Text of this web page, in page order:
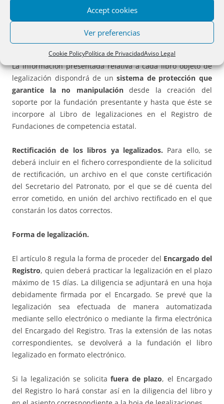
Accept cookies
Ver preferencias
Cookie PolicyPolítica de PrivacidadAviso Legal
siempre que la imposibilidad sea manifiesta, se permitirá
su presentación mediante el empleo de soportes o
dispositivos de almacenamiento de datos de utilización
habitual en el mercado.
La información presentada relativa a cada libro objeto de
legalización dispondrá de unsistema de protección que
garantice la no manipulacióndesde la creación del
soporte por la fundación presentante y hasta que éste se
incorpore al Libro de legalizaciones en el Registro de
Fundaciones de competencia estatal.
Rectificación de los libros ya legalizados. Para ello, se
deberá incluir en el fichero correspondiente de la solicitud
de rectificación, un archivo en el que conste certificación
del Secretario del Patronato, por el que se dé cuenta del
error cometido, en unión del archivo rectificado en el que
constarán los datos correctos.
Forma de legalización.
El artículo 8 regula la forma de proceder del Encargado del
Registro, quien deberá practicar la legalización en el plazo
máximo de 15 días. La diligencia se adjuntará en una hoja
debidamente firmada por el Encargado. Se prevé que la
legalización sea efectuada de manera automatizada
mediante sello electrónico o mediante la firma electrónica
del Encargado del Registro. Tras la extensión de las notas
correspondientes, se devolverá a la fundación el libro
legalizado en formato electrónico.
Si la legalización se solicitafuera de plazo, el Encargado
del Registro lo hará constar así en la diligencia del libro y